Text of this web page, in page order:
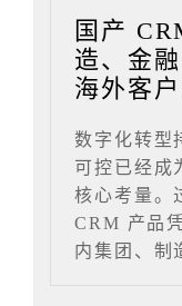
国产
造、金
海外客
数字化转型
可控已经成
核心考量。
CRM 产品
内集团、制